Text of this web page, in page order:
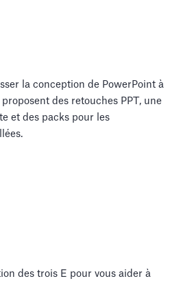
la conception de PowerPoint à
des retouches PPT, une
et des packs pour les
des trois E pour vous aider à